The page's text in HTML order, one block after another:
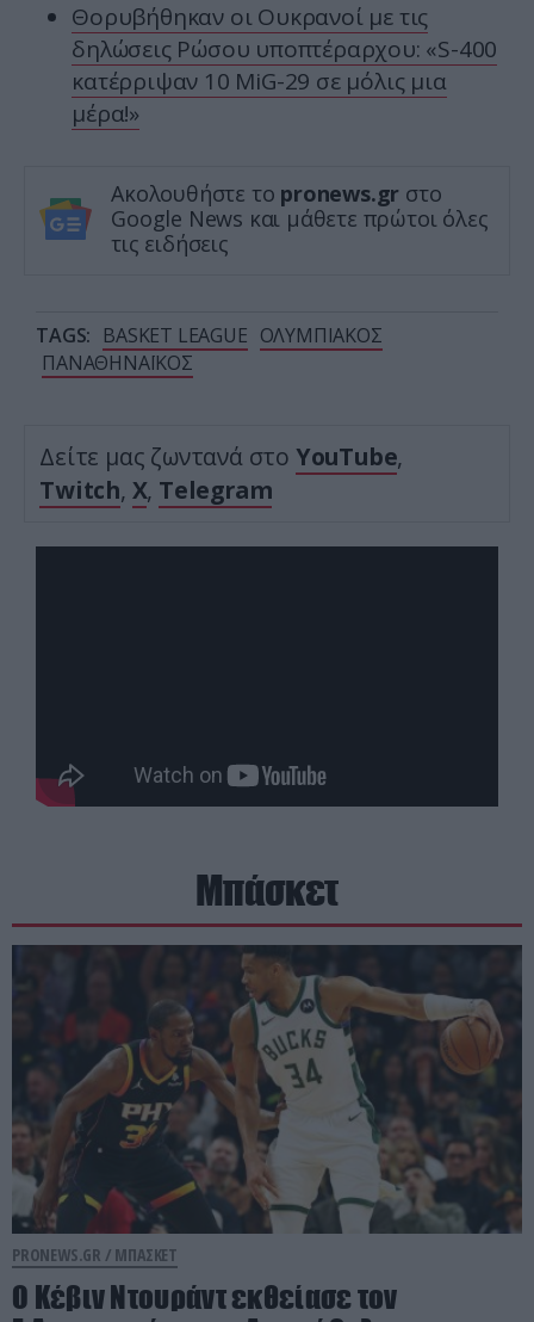
Θορυβήθηκαν οι Ουκρανοί με τις
δηλώσεις Ρώσου υποπτέραρχου: «S-400
κατέρριψαν 10 MiG-29 σε μόλις μια
μέρα!»
Ακολουθήστε το pronews.gr στο
Google News και μάθετε πρώτοι όλες
τις ειδήσεις
TAGS: BASKET LEAGUE ΟΛΥΜΠΙΑΚΟΣ
ΠΑΝΑΘΗΝΑΪΚΟΣ
Δείτε μας ζωντανά στο YouTube,
Twitch, X, Telegram
Μπάσκετ
PRONEWS.GR / ΜΠΑΣΚΕΤ
Ο Κέβιν Ντουράντ εκθείασε τον